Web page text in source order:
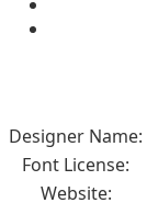
Designer Name:
Font License:
Website: